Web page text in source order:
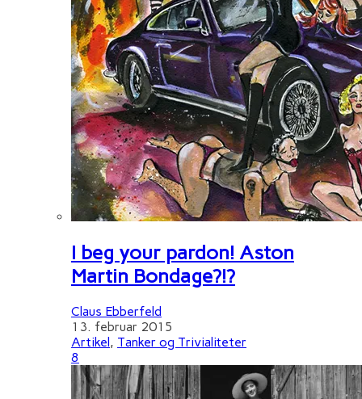
I beg your pardon! Aston
Martin Bondage?!?
Claus Ebberfeld
13. februar 2015
Artikel, Tanker og Trivialiteter
8